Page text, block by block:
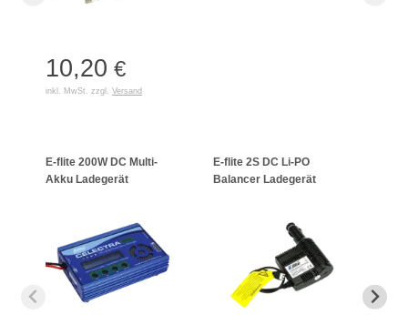
10,20 €
inkl. MwSt. zzgl. Versand
E-flite 200W DC Multi-
Akku Ladegerät
E-flite 2S DC Li-PO
Balancer Ladegerät